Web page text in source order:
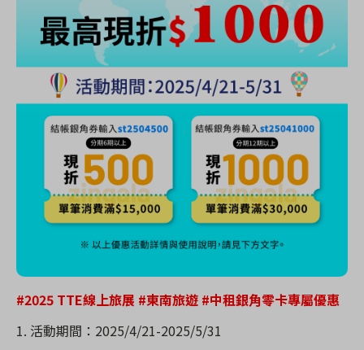
#2025 TTE線上旅展 #東南旅遊 #中租銀角零卡專屬優惠
1. 活動期間：2025/4/21-2025/5/31